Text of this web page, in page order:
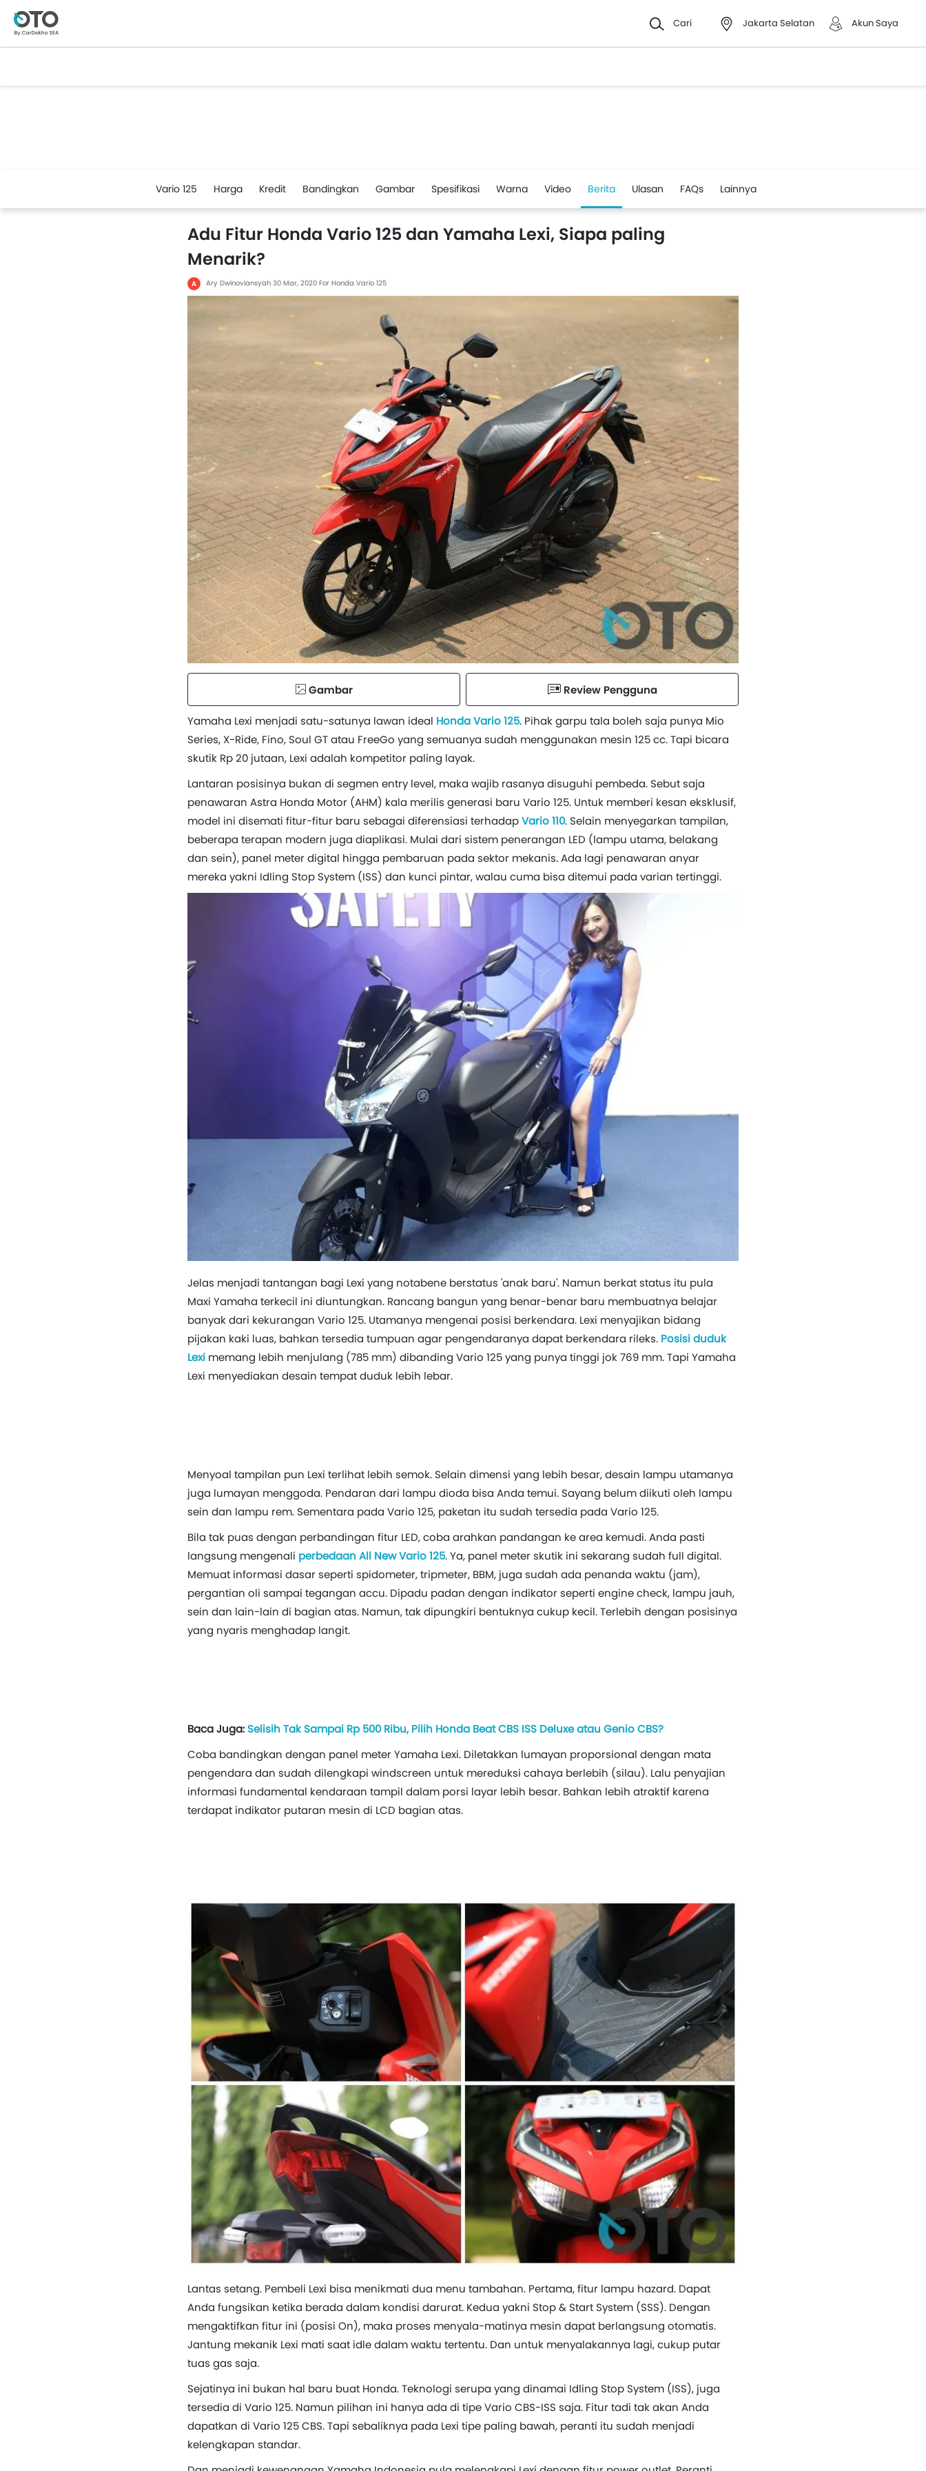
Cari Jakarta Selatan Akun Saya
Vario 125 Harga Kredit Bandingkan Gambar Spesifikasi Warna Video Berita Ulasan FAQs Lainnya
Adu Fitur Honda Vario 125 dan Yamaha Lexi, Siapa paling
Menarik?
A Ary Dwinoviansyah 30 Mar, 2020 For Honda Vario 125
Gambar Review Pengguna
Yamaha Lexi menjadi satu-satunya lawan ideal Honda Vario 125. Pihak garpu tala boleh saja punya Mio
Series, X-Ride, Fino, Soul GT atau FreeGo yang semuanya sudah menggunakan mesin 125 cc. Tapi bicara
skutik Rp 20 jutaan, Lexi adalah kompetitor paling layak.
Lantaran posisinya bukan di segmen entry level, maka wajib rasanya disuguhi pembeda. Sebut saja
penawaran Astra Honda Motor (AHM) kala merilis generasi baru Vario 125. Untuk memberi kesan eksklusif,
model ini disemati fitur-fitur baru sebagai diferensiasi terhadapVario 110. Selain menyegarkan tampilan,
beberapa terapan modern juga diaplikasi. Mulai dari sistem penerangan LED (lampu utama, belakang
dan sein), panel meter digital hingga pembaruan pada sektor mekanis. Ada lagi penawaran anyar
mereka yakni Idling Stop System (ISS) dan kunci pintar, walau cuma bisa ditemui pada varian tertinggi.
Jelas menjadi tantangan bagi Lexi yang notabene berstatus 'anak baru'. Namun berkat status itu pula
Maxi Yamaha terkecil ini diuntungkan. Rancang bangun yang benar-benar baru membuatnya belajar
banyak dari kekurangan Vario 125. Utamanya mengenai posisi berkendara. Lexi menyajikan bidang
pijakan kaki luas, bahkan tersedia tumpuan agar pengendaranya dapat berkendara rileks. Posisi duduk
Lexi memang lebih menjulang (785 mm) dibanding Vario 125 yang punya tinggi jok 769 mm. Tapi Yamaha
Lexi menyediakan desain tempat duduk lebih lebar.
Menyoal tampilan pun Lexi terlihat lebih semok. Selain dimensi yang lebih besar, desain lampu utamanya
juga lumayan menggoda. Pendaran dari lampu dioda bisa Anda temui. Sayang belum diikuti oleh lampu
sein dan lampu rem. Sementara pada Vario 125, paketan itu sudah tersedia pada Vario 125.
Bila tak puas dengan perbandingan fitur LED, coba arahkan pandangan ke area kemudi. Anda pasti
langsung mengenali perbedaan All New Vario 125. Ya, panel meter skutik ini sekarang sudah full digital.
Memuat informasi dasar seperti spidometer, tripmeter, BBM, juga sudah ada penanda waktu (jam),
pergantian oli sampai tegangan accu. Dipadu padan dengan indikator seperti engine check, lampu jauh,
sein dan lain-lain di bagian atas. Namun, tak dipungkiri bentuknya cukup kecil. Terlebih dengan posisinya
yang nyaris menghadap langit.
Baca Juga: Selisih Tak Sampai Rp 500 Ribu, Pilih Honda Beat CBS ISS Deluxe atau Genio CBS?
Coba bandingkan dengan panel meter Yamaha Lexi. Diletakkan lumayan proporsional dengan mata
pengendara dan sudah dilengkapi windscreen untuk mereduksi cahaya berlebih (silau). Lalu penyajian
informasi fundamental kendaraan tampil dalam porsi layar lebih besar. Bahkan lebih atraktif karena
terdapat indikator putaran mesin di LCD bagian atas.
Lantas setang. Pembeli Lexi bisa menikmati dua menu tambahan. Pertama, fitur lampu hazard. Dapat
Anda fungsikan ketika berada dalam kondisi darurat. Kedua yakni Stop & Start System (SSS). Dengan
mengaktifkan fitur ini (posisi On), maka proses menyala-matinya mesin dapat berlangsung otomatis.
Jantung mekanik Lexi mati saat idle dalam waktu tertentu. Dan untuk menyalakannya lagi, cukup putar
tuas gas saja.
Sejatinya ini bukan hal baru buat Honda. Teknologi serupa yang dinamai Idling Stop System (ISS), juga
tersedia di Vario 125. Namun pilihan ini hanya ada di tipe Vario CBS-ISS saja. Fitur tadi tak akan Anda
dapatkan di Vario 125 CBS. Tapi sebaliknya pada Lexi tipe paling bawah, peranti itu sudah menjadi
kelengkapan standar.